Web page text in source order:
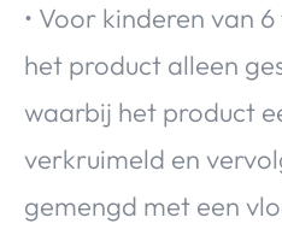
• Voor kinderen van
het product alleen
waarbij het product
verkruimeld en
gemengd met een